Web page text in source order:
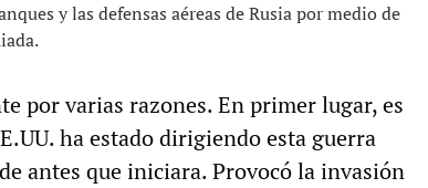
y las defensas aéreas de Rusia por medio de
por varias razones. En primer lugar, es
ha estado dirigiendo esta guerra
antes que iniciara. Provocó la invasión